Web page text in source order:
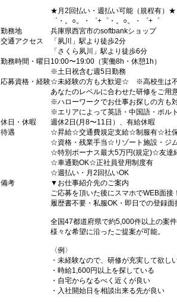
★月2回払い・週払い可能（規程有）★
゜・。○。・゜+゜・。○。・゜+゜
勤務地
兵庫県西宮市のsoftbankショップ
交通アクセス
「夙川」駅より徒歩2分
「さくら夙川」駅より徒歩6分
勤務時間・曜日 10:00〜19:00（実働8h・休憩1h）
※土日祝含む週5日勤務
応募資格・経験☆未経験の方も大歓迎☆ ※高校生は
あなたのレベルに合わせた研修をご用
※ハローワークでお仕事お探しの方も
※エリアによって英語・中国語・ポル
休日・休暇
週休2日(月8〜11日）、有給休暇
待遇
☆昇給☆交通費規定支給☆制服有☆社
☆資格・残業手当☆リゾート施設・ジ
☆特別ボーナス最大5万円(規定)☆友達
☆車通勤OK☆正社員登用制度有
☆週払い・月2回払いOK
備考
▼お仕事紹介先のご案内
ご応募を頂いた後にスマホでWEB面接！
履歴書不要・私服OK・即日での登録面
全国47都道府県で約5,000件以上の案
様々な希望に沿ったご提案が可能。
〈例〉
・未経験なので、研修が充実して欲し
・時給1,600円以上を探している
・自宅からなるべく近くが良い
・入社開始日を相談出来る先が良い